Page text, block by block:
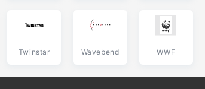
Twinstar Wavebend WWF